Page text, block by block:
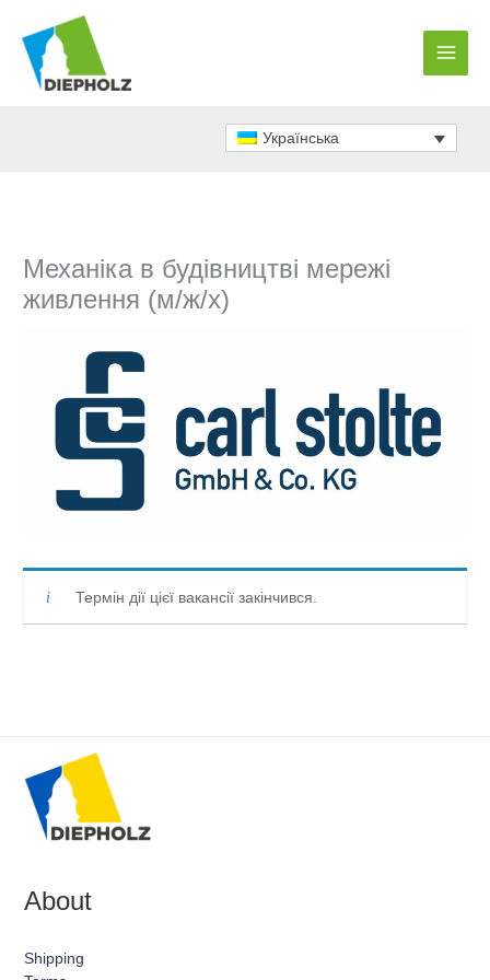
вмісту
Українська
Механіка в будівництві мережі
живлення (м/ж/х)
Термін дії цієї вакансії закінчився.
About
Shipping